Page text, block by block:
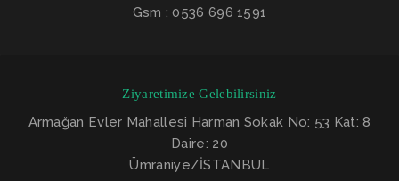
Gsm : 0536 696 1591
Ziyaretimize Gelebilirsiniz
Armağan Evler Mahallesi Harman Sokak No: 53 Kat: 8
Daire: 20
Ümraniye/İSTANBUL